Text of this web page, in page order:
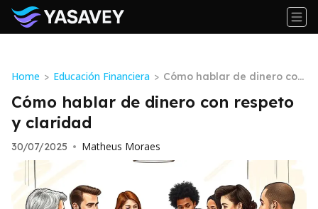
Home > Educación Financiera > Cómo hablar de dinero con
Cómo hablar de dinero con respeto
y claridad
30/07/2025 • Matheus Moraes